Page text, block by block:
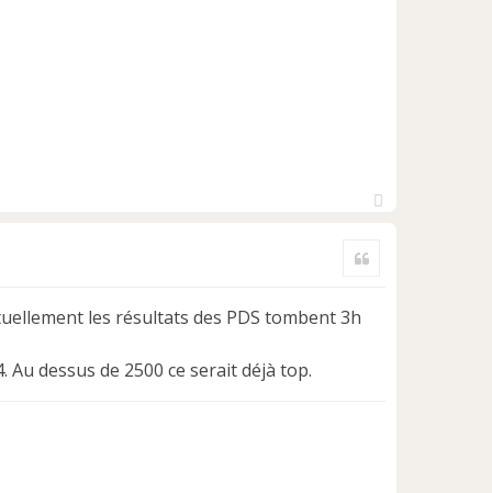
les résultats des PDS tombent 3h
dessus de 2500 ce serait déjà top.